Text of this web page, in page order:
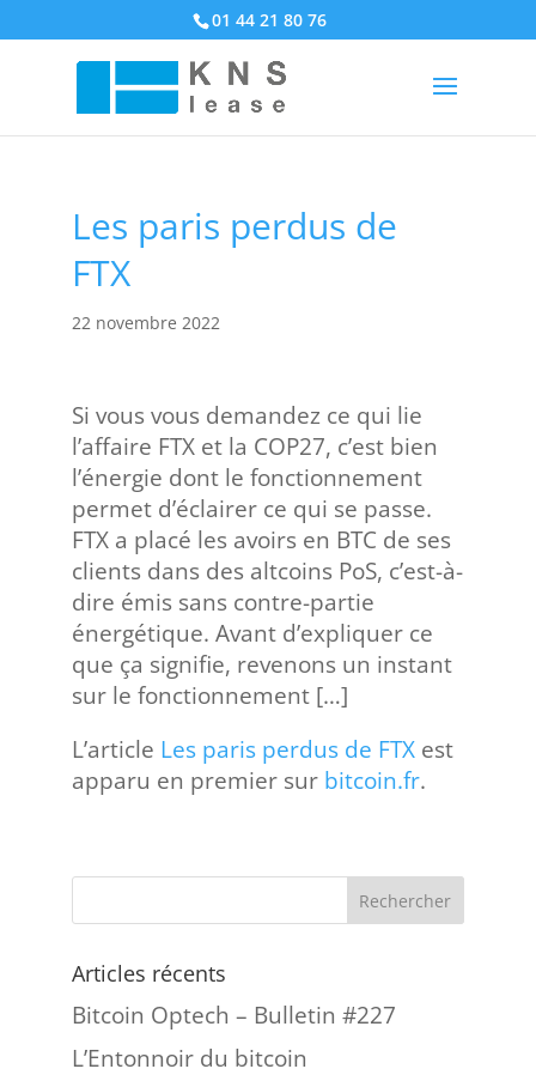
01 44 21 80 76
Les paris perdus de
FTX
22 novembre 2022
Si vous vous demandez ce qui lie
l’affaire FTX et la COP27, c’est bien
l’énergie dont le fonctionnement
permet d’éclairer ce qui se passe.
FTX a placé les avoirs en BTC de ses
clients dans des altcoins PoS, c’est-à-
dire émis sans contre-partie
énergétique. Avant d’expliquer ce
que ça signifie, revenons un instant
sur le fonctionnement […]
L’article Les paris perdus de FTXest
apparu en premier sur bitcoin.fr.
Articles récents
Bitcoin Optech – Bulletin #227
L’Entonnoir du bitcoin